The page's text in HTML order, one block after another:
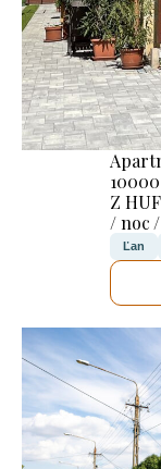
10000
Z HUF
/ noc
Ľan